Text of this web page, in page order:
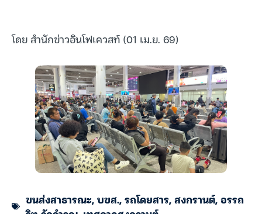
โดย สำนักข่าวอินโฟเควสท์ (01 เม.ย. 69)
ขนส่งสาธารณะ,บขส.,รถโดยสาร,สงกรานต์,อรรถ